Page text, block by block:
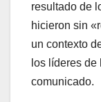
resultado de
hicieron sin
un contexto
los líderes
comunicado.